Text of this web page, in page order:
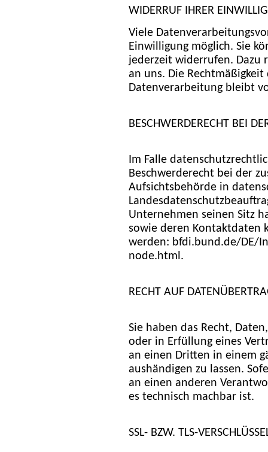
WIDERRUF IHRER
Viele
Einwilligung möglich. Sie
jederzeit widerrufen. Dazu
an uns. Die
Datenverarbeitung bleibt
BESCHWERDERECHT BEI
Im Falle
Beschwerderecht bei der
Aufsichtsbehörde in
Unternehmen seinen Sitz
sowie deren Kontaktdaten
werden: bfdi.bund.de/DE/
node.html.
RECHT AUF
Sie haben das Recht,
oder in Erfüllung eines
an einen Dritten in einem
aushändigen zu lassen.
an einen anderen
es technisch machbar ist.
SSL- BZW. TLS-